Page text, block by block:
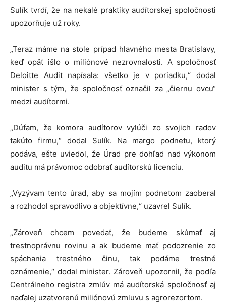
Sulík tvrdí, že na nekalé praktiky audítorskej spoločnosti
upozorňuje už roky.
„Teraz máme na stole prípad hlavného mesta Bratislavy,
keď opäť išlo o miliónové nezrovnalosti. A spoločnosť
Deloitte Audit napísala: všetko je v poriadku,“ dodal
minister s tým, že spoločnosť označil za „čiernu ovcu“
medzi audítormi.
„Dúfam, že komora audítorov vylúči zo svojich radov
takúto firmu,“ dodal Sulík. Na margo podnetu, ktorý
podáva, ešte uviedol, že Úrad pre dohľad nad výkonom
auditu má právomoc odobrať audítorskú licenciu.
„Vyzývam tento úrad, aby sa mojím podnetom zaoberal
a rozhodol spravodlivo a objektívne,“ uzavrel Sulík.
„Zároveň chcem povedať, že budeme skúmať aj
trestnoprávnu rovinu a ak budeme mať podozrenie zo
spáchania trestného činu, tak podáme trestné
oznámenie,“ dodal minister. Zároveň upozornil, že podľa
Centrálneho registra zmlúv má audítorská spoločnosť aj
naďalej uzatvorenú miliónovú zmluvu s agrorezortom.